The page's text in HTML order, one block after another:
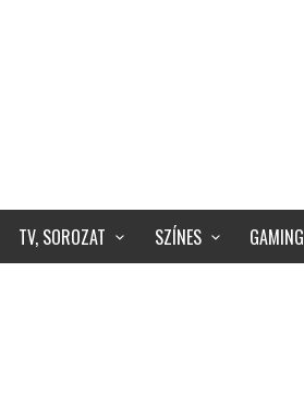
TV, SOROZAT SZÍNES GAMING